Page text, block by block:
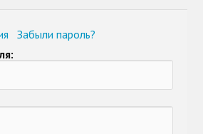
Забыли пароль?